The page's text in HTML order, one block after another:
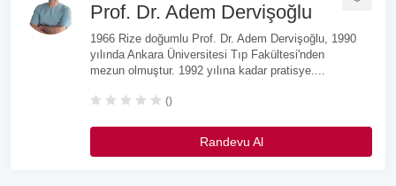
Prof. Dr. Adem Dervişoğlu
1966 Rize doğumlu Prof. Dr. Adem Dervişoğlu, 1990
yılında Ankara Üniversitesi Tıp Fakültesi'nden
mezun olmuştur. 1992 yılına kadar pratisye....
()
Randevu Al